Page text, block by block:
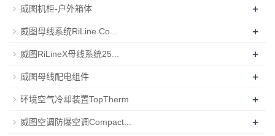
威图机柜-户外箱体 +
威图母线系统RiLine Co... +
威图RiLineX母线系统25... +
威图母线配电组件 +
环境空气冷却装置TopTherm +
威图空调防爆空调Compact... +